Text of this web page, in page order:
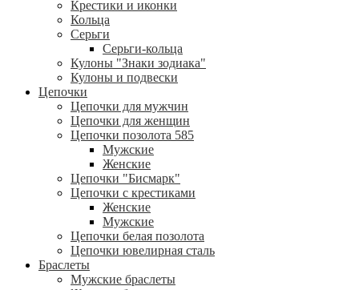
Крестики и иконки
Кольца
Серьги
Серьги-кольца
Кулоны "Знаки зодиака"
Кулоны и подвески
Цепочки
Цепочки для мужчин
Цепочки для женщин
Цепочки позолота 585
Мужские
Женские
Цепочки "Бисмарк"
Цепочки с крестиками
Женские
Мужские
Цепочки белая позолота
Цепочки ювелирная сталь
Браслеты
Мужские браслеты